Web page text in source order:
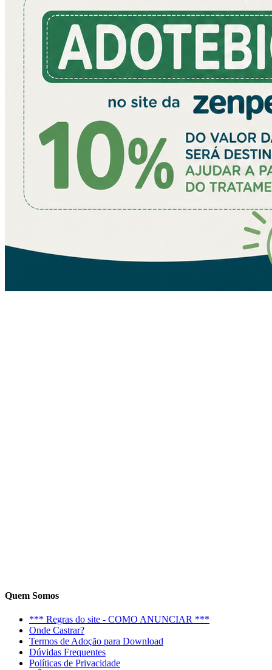
Quem Somos
*** Regras do site - COMO ANUNCIAR ***
Onde Castrar?
Termos de Adoção para Download
Dúvidas Frequentes
Políticas de Privacidade